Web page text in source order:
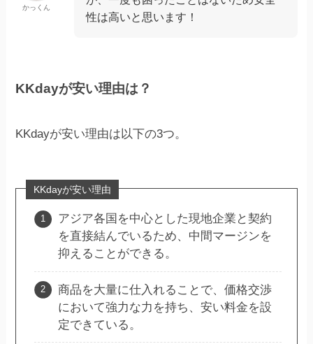
かっくん
性は高いと思います！
KKdayが安い理由は？
KKdayが安い理由は以下の3つ。
KKdayが安い理由
アジア各国を中心とした現地企業と契約
を直接結んでいるため、中間マージンを
抑えることができる。
商品を大量に仕入れることで、価格交渉
において強力な力を持ち、安い料金を設
定できている。